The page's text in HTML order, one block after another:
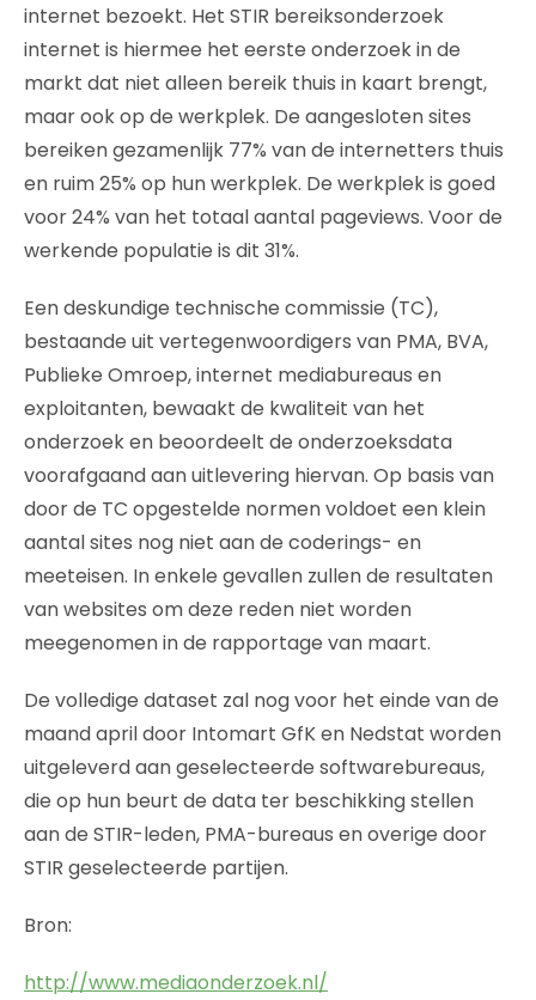
internet bezoekt. Het STIR bereiksonderzoek
internet is hiermee het eerste onderzoek in de
markt dat niet alleen bereik thuis in kaart brengt,
maar ook op de werkplek. De aangesloten sites
bereiken gezamenlijk 77% van de internetters thuis
en ruim 25% op hun werkplek. De werkplek is goed
voor 24% van het totaal aantal pageviews. Voor de
werkende populatie is dit 31%.
Een deskundige technische commissie (TC),
bestaande uit vertegenwoordigers van PMA, BVA,
Publieke Omroep, internet mediabureaus en
exploitanten, bewaakt de kwaliteit van het
onderzoek en beoordeelt de onderzoeksdata
voorafgaand aan uitlevering hiervan. Op basis van
door de TC opgestelde normen voldoet een klein
aantal sites nog niet aan de coderings- en
meeteisen. In enkele gevallen zullen de resultaten
van websites om deze reden niet worden
meegenomen in de rapportage van maart.
De volledige dataset zal nog voor het einde van de
maand april door Intomart GfK en Nedstat worden
uitgeleverd aan geselecteerde softwarebureaus,
die op hun beurt de data ter beschikking stellen
aan de STIR-leden, PMA-bureaus en overige door
STIR geselecteerde partijen.
Bron:
http://www.mediaonderzoek.nl/